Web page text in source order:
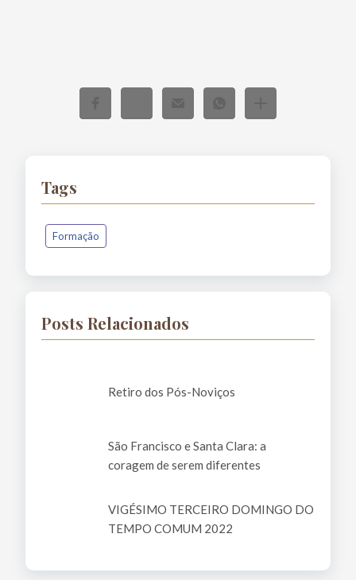
Tags
Formação
Posts Relacionados
Retiro dos Pós-Noviços
São Francisco e Santa Clara: a
coragem de serem diferentes
VIGÉSIMO TERCEIRO DOMINGO DO
TEMPO COMUM 2022